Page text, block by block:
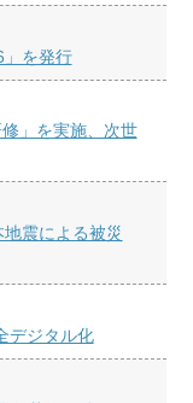
を発行
」を実施、次世
震による被災
デジタル化